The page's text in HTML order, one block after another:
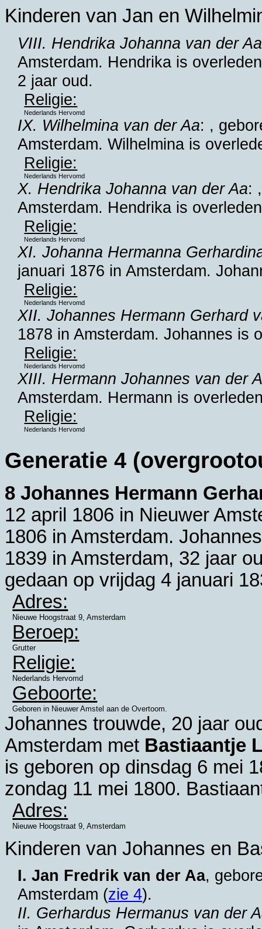
Kinderen van Jan en
VIII. Hendrika Johanna van der Aa
Amsterdam. Hendrika is
2 jaar oud.
Religie:
Nederlands Hervomd
IX. Wilhelmina van der Aa: ,
Amsterdam. Wilhelmina is
Religie:
Nederlands Hervomd
X. Hendrika Johanna van der Aa:
Amsterdam. Hendrika is
Religie:
Nederlands Hervomd
XI. Johanna Hermanna
januari 1876 inAmsterdam.
Religie:
Nederlands Hervomd
XII. Johannes Hermann Gerhard
1878 inAmsterdam. Johannes is
Religie:
Nederlands Hervomd
XIII. Hermann Johannes van der
Amsterdam. Hermann is
Religie:
Nederlands Hervomd
Generatie 4
8 Johannes Hermann
12 april 1806 in Nieuwer
1806 in Amsterdam.
1839 in Amsterdam, 32 jaar
gedaan op vrijdag 4 januari
Adres:
Nieuwe Hoogstraat 9, Amsterdam
Beroep:
Grutter
Religie:
Nederlands Hervomd
Geboorte:
Geboren in Nieuwer Amstel aan de Overtoom.
Johannes trouwde, 20 jaar
Amsterdam met Bastiaantje
is geboren op dinsdag 6 mei
zondag 11 mei 1800.
Adres:
Nieuwe Hoogstraat 9, Amsterdam
Kinderen van Johannes en
I. Jan Fredrik van der Aa,
Amsterdam (zie 4).
II. Gerhardus Hermanus van der